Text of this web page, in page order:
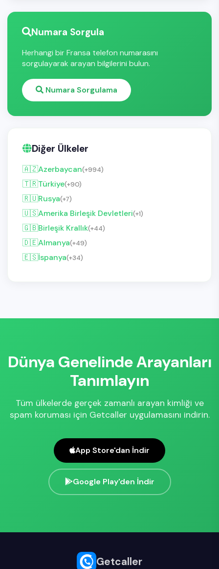
Numara Sorgula
Herhangi bir Fransa telefon numarasını
sorgulayarak arayan bilgilerini bulun.
Numara Sorgulama
Diğer Ülkeler
🇦🇿Azerbaycan(+994)
🇹🇷Türkiye(+90)
🇷🇺Rusya(+7)
🇺🇸Amerika Birleşik Devletleri(+1)
🇬🇧Birleşik Krallık(+44)
🇩🇪Almanya(+49)
🇪🇸İspanya(+34)
Dünya Genelinde Arayanları
Tanımlayın
Tüm ülkelerde gerçek zamanlı arayan kimliği ve
spam koruması için Getcaller uygulamasını indirin.
App Store'dan İndir
Google Play'den İndir
Getcaller